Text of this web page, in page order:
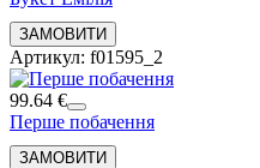
Артикул: f01595_2
99.64 €
Перше побачення